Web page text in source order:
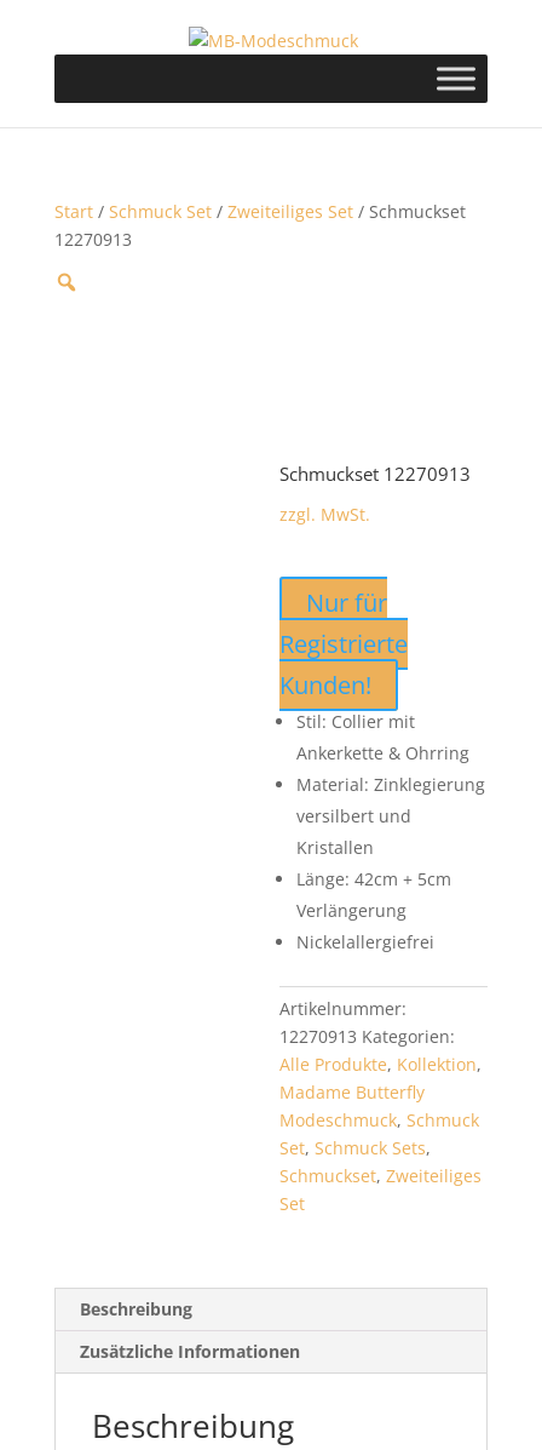
Start/ Schmuck Set/ Zweiteiliges Set/ Schmuckset
12270913
Schmuckset 12270913
zzgl. MwSt.
Nur für
Registrierte
Kunden!
Stil: Collier mit
Ankerkette & Ohrring
Material: Zinklegierung
versilbert und
Kristallen
Länge: 42cm + 5cm
Verlängerung
Nickelallergiefrei
Artikelnummer:
12270913 Kategorien:
Alle Produkte, Kollektion,
Madame Butterfly
Modeschmuck,Schmuck
Set,Schmuck Sets,
Schmuckset,Zweiteiliges
Set
Beschreibung
Zusätzliche Informationen
Beschreibung